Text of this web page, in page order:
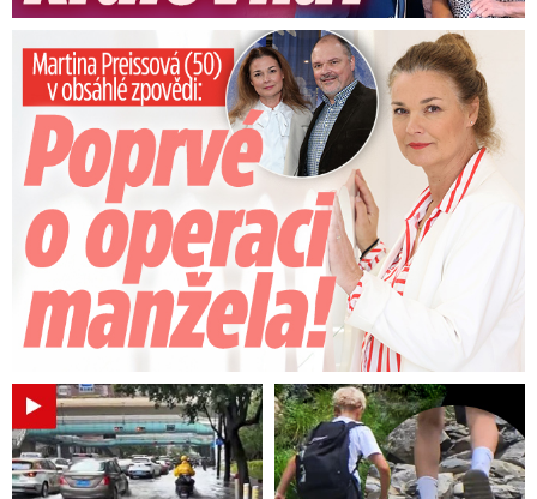
Preissová (50) v obsáhlé zpovědi: Poprvé o operaci manžela